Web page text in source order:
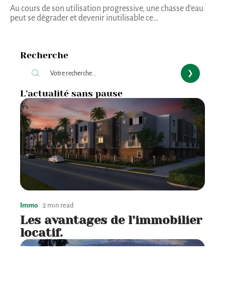
Au cours de son utilisation progressive, une chasse d’eau
peut se dégrader et devenir inutilisable ce…
Recherche
L’actualité sans pause
Immo 2 min read
Les avantages de l’immobilier
locatif.